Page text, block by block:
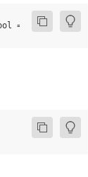
= True,